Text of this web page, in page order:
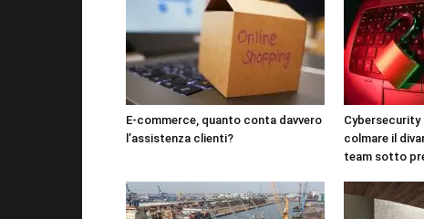
E-commerce, quanto conta davvero
l’assistenza clienti?
Cybersecurity
colmare il
team sotto